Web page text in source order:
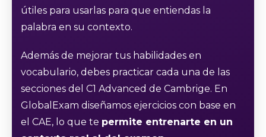
útiles para usarlas para que entiendas la
palabra en su contexto.
Además de mejorar tus habilidades en
vocabulario, debes practicar cada una de las
secciones del C1 Advanced de Cambrige. En
GlobalExam diseñamos ejercicios con base en
el CAE, lo que te permite entrenarte en un